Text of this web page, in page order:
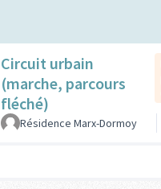
Circuit urbain
(marche, parcours
fléché)
Résidence Marx-Dormoy